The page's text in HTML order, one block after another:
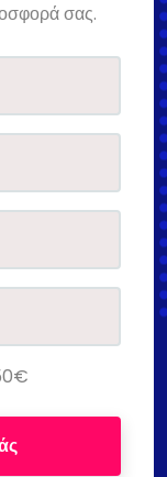
σας.